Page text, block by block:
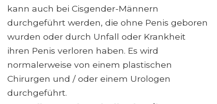
kann auch bei Cisgender-Männern
durchgeführt werden, die ohne Penis geboren
wurden oder durch Unfall oder Krankheit
ihren Penis verloren haben. Es wird
normalerweise von einem plastischen
Chirurgen und / oder einem Urologen
durchgeführt.